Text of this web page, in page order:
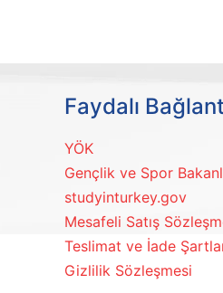
Faydalı
YÖK
Gençlik ve Spor
studyinturkey.gov
Mesafeli Satış
Teslimat ve İade
Gizlilik Sözleşmesi